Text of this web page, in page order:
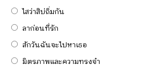
ไสว่าสิบ่ถิ่มกัน
ลาก่อนที่รัก
สักวันฉันจะไปหาเธอ
มิตรภาพและความทรงจำ